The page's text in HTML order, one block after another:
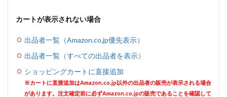
カートが表示されない場合
出品者一覧（Amazon.co.jp優先表示）
出品者一覧（すべての出品者を表示）
ショッピングカートに直接追加
※カートに直接追加はAmazon.co.jp以外の出品者の販売が表示される場合
があります。注文確定前に必ずAmazon.co.jpの販売であることを確認して